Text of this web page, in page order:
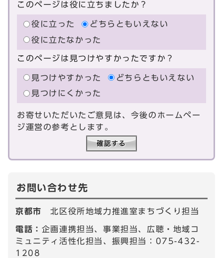
このページは役に立ちましたか？
役に立った
どちらともいえない
役に立たなかった
このページは見つけやすかったですか？
見つけやすかった
どちらともいえない
見つけにくかった
お寄せいただいたご意見は、今後のホームペー
ジ運営の参考とします。
お問い合わせ先
京都市北区役所地域力推進室まちづくり担当
電話： 企画連携担当、事業担当、広聴・地域コ
ミュニティ活性化担当、振興担当：075-432-
1208